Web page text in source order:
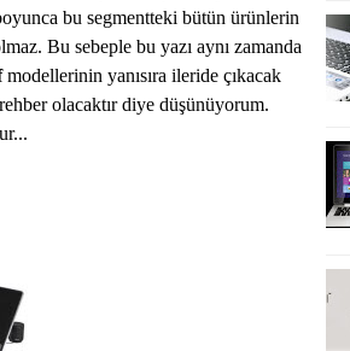
bu segmentteki bütün ürünlerin
Bu sebeple bu yazı aynı zamanda
modellerinin yanısıra ileride çıkacak
olacaktır diye düşünüyorum.